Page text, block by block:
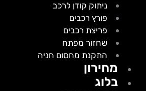
ניתוק קודן לרכב
פורץ רכבים
פריצת רכבים
שחזור מפתח
התקנת מחסום חניה
מחירון
בלוג